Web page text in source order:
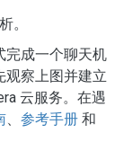
。
完成一个聊天机
观察上图并建立
云服务。在遇
、 参考手册 和